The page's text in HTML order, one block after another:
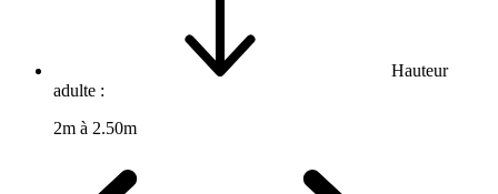
Hauteur
adulte :
2m à 2.50m